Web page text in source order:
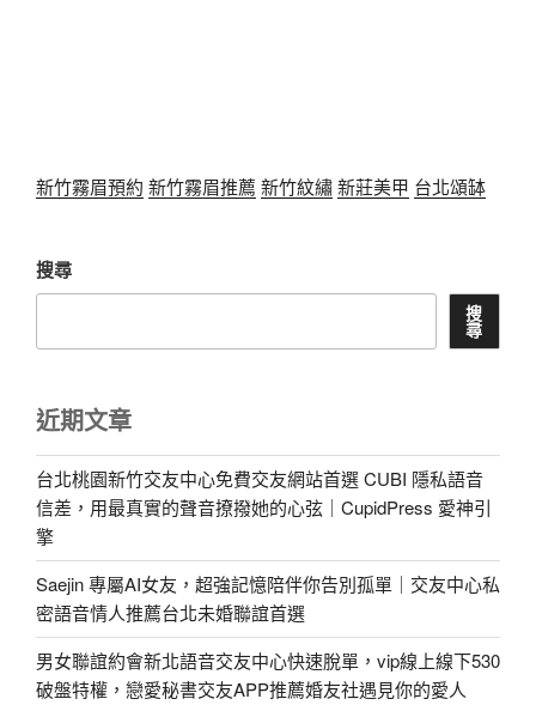
新竹霧眉預約 新竹霧眉推薦 新竹紋繡新莊美甲 台北頌缽
搜尋
搜
尋
近期文章
台北桃園新竹交友中心免費交友網站首選 CUBI 隱私語音
信差，用最真實的聲音撩撥她的心弦｜CupidPress 愛神引
擎
Saejin 專屬AI女友，超強記憶陪伴你告別孤單｜交友中心私
密語音情人推薦台北未婚聯誼首選
男女聯誼約會新北語音交友中心快速脫單，vip線上線下530
破盤特權，戀愛秘書交友APP推薦婚友社遇見你的愛人